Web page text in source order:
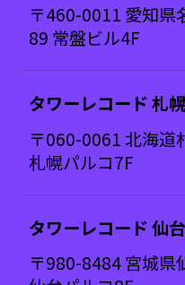
〒460-0011 愛知県
89 常盤ビル4F
タワーレコード 札
〒060-0061 北海道
札幌パルコ7F
タワーレコード 仙
〒980-8484 宮城県